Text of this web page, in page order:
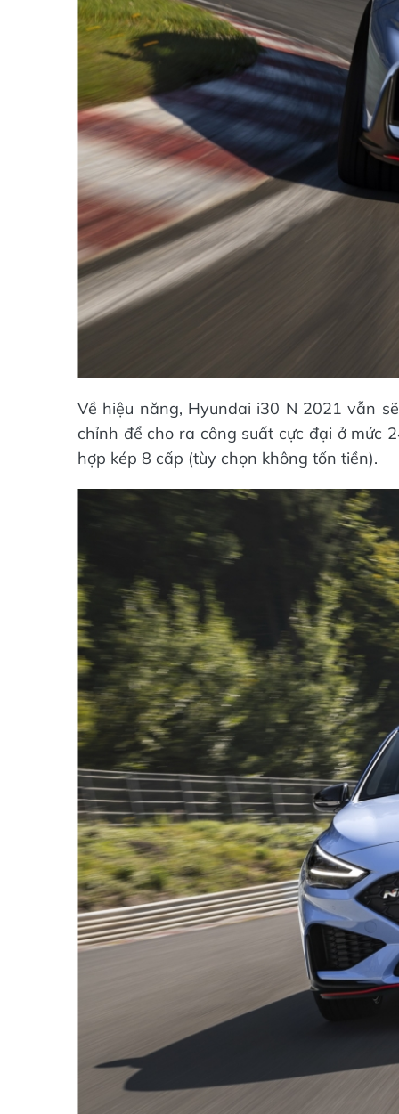
Về hiệu năng, Hyundai i30 N 2021 vẫn
chỉnh để cho ra công suất cực đại ở mức
hợp kép 8 cấp (tùy chọn không tốn tiền).